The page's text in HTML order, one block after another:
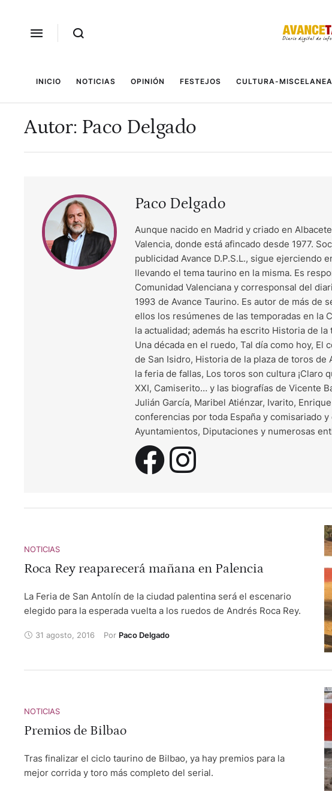
INICIO NOTICIAS OPINIÓN FESTEJOS CULTURA-MISCELANEA
Autor: Paco Delgado
Paco Delgado
Aunque nacido en Madrid y criado en
Valencia, donde está afincado desde 1977.
publicidad Avance D.P.S.L., sigue ejerciendo
llevando el tema taurino en la misma. Es
Comunidad Valenciana y corresponsal del
1993 de Avance Taurino. Es autor de más de
ellos los resúmenes de las temporadas en la
la actualidad; además ha escrito Historia de
Una década en el ruedo, Tal día como hoy,
de San Isidro, Historia de la plaza de toros de
la feria de fallas, Los toros son cultura ¡Claro
XXI, Camiserito… y las biografías de Vicente
Julián García, Maribel Atiénzar, Ivarito,
conferencias por toda España y comisariado
Ayuntamientos, Diputaciones y numerosas
NOTICIAS
Roca Rey reaparecerá mañana en Palencia
La Feria de San Antolín de la ciudad palentina será el escenario
elegido para la esperada vuelta a los ruedos de Andrés Roca Rey.
31 agosto, 2016 Por Paco Delgado
NOTICIAS
Premios de Bilbao
Tras finalizar el ciclo taurino de Bilbao, ya hay premios para la
mejor corrida y toro más completo del serial.